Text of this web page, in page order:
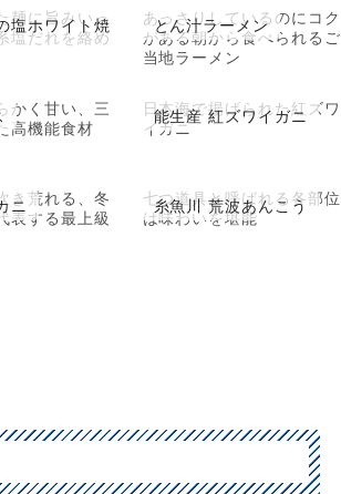
塩ホワイト焼
麺に旨みいっ
塩だれを絡め
とん汁ラーメン
あっさりしているのにコク
がある朝から食べられるご
当地ラーメン
かく甘い、三
高機能食材
能生産 紅ズワイガニ
日本海で揚げられた紅ズワ
イガニ
ニ
き荒れる、冬
表する最上級
糸魚川 荒波あんこう
七つ道具と呼ばれる各部位
は味わいを堪能